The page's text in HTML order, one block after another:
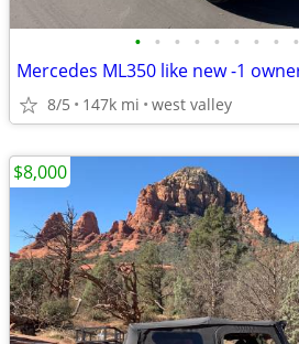
• • • • • • • • •
Mercedes ML350 like new -1
8/5 147k mi west valley
$8,000